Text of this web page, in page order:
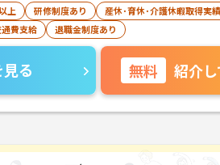
上 研修制度あり
産休･育休･介護休暇取得実
費支給 退職金制度あり
る 無料 紹介